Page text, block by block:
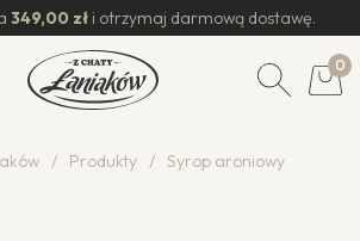
349,00 zł i otrzymaj darmową dostawę.
0
/ Produkty / Syrop aroniowy